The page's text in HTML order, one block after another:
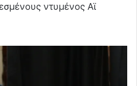
ντυμένος Αϊ